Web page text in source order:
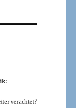
verachtet?